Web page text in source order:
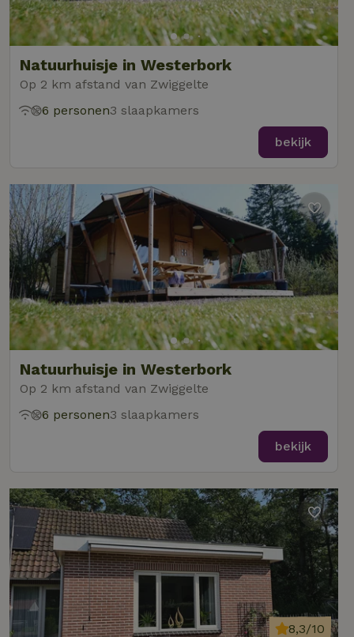
Natuurhuisje in Westerbork
Op 2 km afstand van Zwiggelte
6 personen3 slaapkamers
bekijk
Natuurhuisje in Westerbork
Op 2 km afstand van Zwiggelte
6 personen3 slaapkamers
bekijk
8,3/10